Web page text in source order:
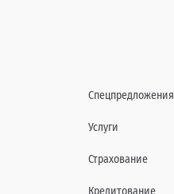
Спецпредложения
Услуги
Страхование
Кредитование